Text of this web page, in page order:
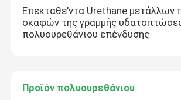
Επεκταθε'ντα Urethane μετάλλων
σκαφών της γραμμής
πολυουρεθάνιου επένδυσης
Προϊόν πολυουρεθάνιου